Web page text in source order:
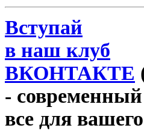
Вступай
в наш клуб
ВКОНТАКТЕ
-
все для